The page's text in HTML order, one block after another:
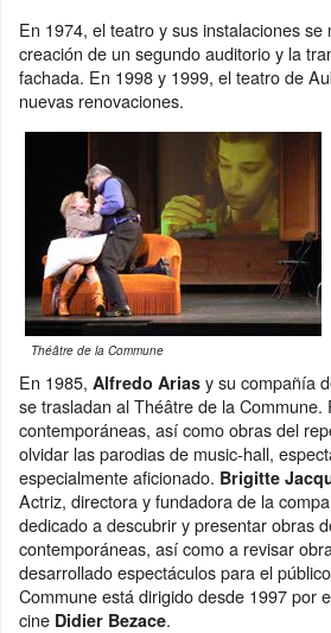
En 1974, el teatro y sus instalaciones se
creación de un segundo auditorio y la
fachada. En 1998 y 1999, el teatro de
nuevas renovaciones.
Théâtre de la Commune
En 1985, Alfredo Arias y su compañía
se trasladan al Théâtre de la Commune.
contemporáneas, así como obras del
olvidar las parodias de music-hall,
especialmente aficionado. Brigitte
Actriz, directora y fundadora de la
dedicado a descubrir y presentar obras
contemporáneas, así como a revisar
desarrollado espectáculos para el
Commune está dirigido desde 1997 por
cine Didier Bezace.